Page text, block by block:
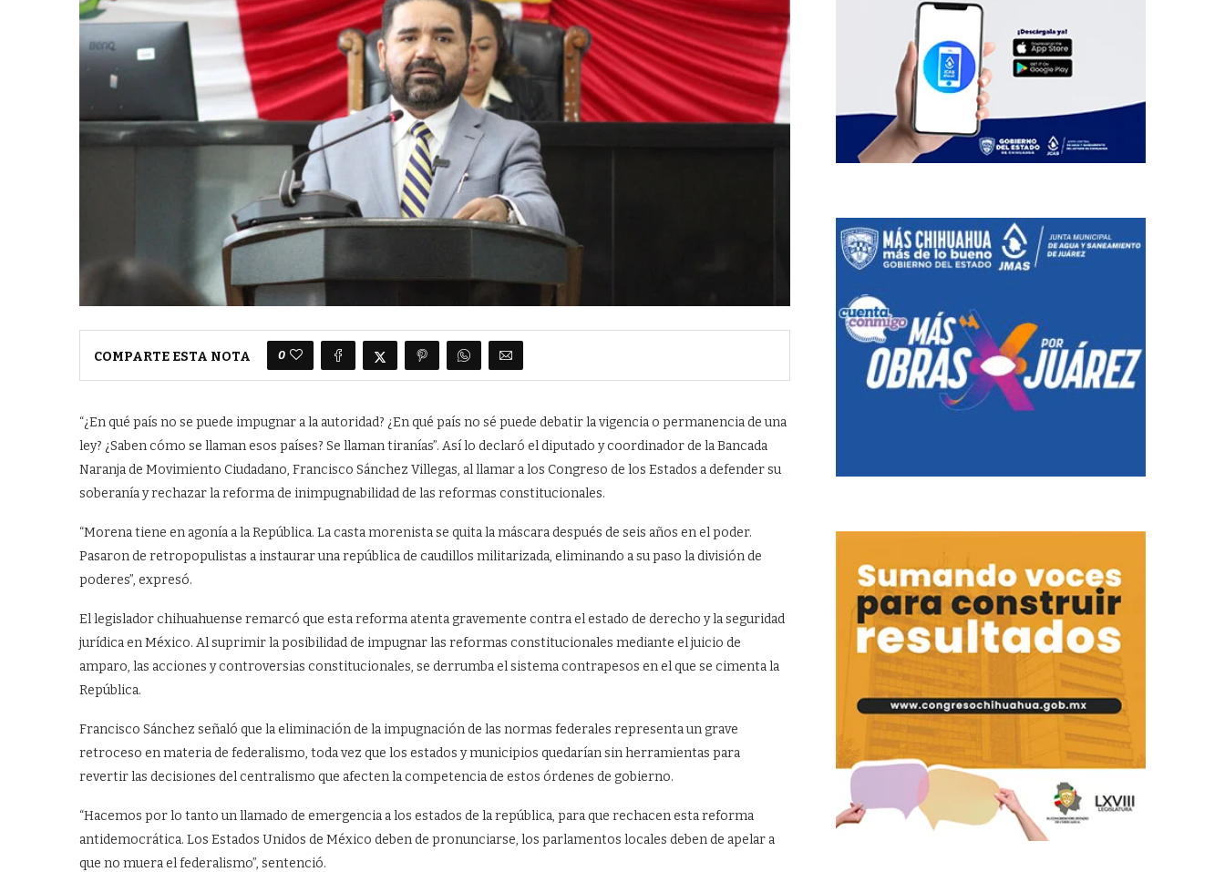
COMPARTE ESTA NOTA 0
“¿En qué país no se puede impugnar a la autoridad? ¿En qué país no sé puede debatir la vigencia o permanencia de una
ley? ¿Saben cómo se llaman esos países? Se llaman tiranías”. Así lo declaró el diputado y coordinador de la Bancada
Naranja de Movimiento Ciudadano, Francisco Sánchez Villegas, al llamar a los Congreso de los Estados a defender su
soberanía y rechazar la reforma de inimpugnabilidad de las reformas constitucionales.
“Morena tiene en agonía a la República. La casta morenista se quita la máscara después de seis años en el poder.
Pasaron de retropopulistas a instaurar una república de caudillos militarizada, eliminando a su paso la división de
poderes”, expresó.
El legislador chihuahuense remarcó que esta reforma atenta gravemente contra el estado de derecho y la seguridad
jurídica en México. Al suprimir la posibilidad de impugnar las reformas constitucionales mediante el juicio de
amparo, las acciones y controversias constitucionales, se derrumba el sistema contrapesos en el que se cimenta la
República.
Francisco Sánchez señaló que la eliminación de la impugnación de las normas federales representa un grave
retroceso en materia de federalismo, toda vez que los estados y municipios quedarían sin herramientas para
revertir las decisiones del centralismo que afecten la competencia de estos órdenes de gobierno.
“Hacemos por lo tanto un llamado de emergencia a los estados de la república, para que rechacen esta reforma
antidemocrática. Los Estados Unidos de México deben de pronunciarse, los parlamentos locales deben de apelar a
que no muera el federalismo”, sentenció.